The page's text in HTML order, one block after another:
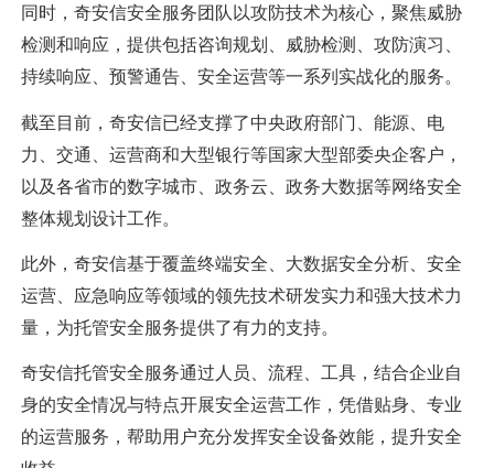
同时，奇安信安全服务团队以攻防技术为核心，聚焦威胁
检测和响应，提供包括咨询规划、威胁检测、攻防演习、
持续响应、预警通告、安全运营等一系列实战化的服务。
截至目前，奇安信已经支撑了中央政府部门、能源、电
力、交通、运营商和大型银行等国家大型部委央企客户，
以及各省市的数字城市、政务云、政务大数据等网络安全
整体规划设计工作。
此外，奇安信基于覆盖终端安全、大数据安全分析、安全
运营、应急响应等领域的领先技术研发实力和强大技术力
量，为托管安全服务提供了有力的支持。
奇安信托管安全服务通过人员、流程、工具，结合企业自
身的安全情况与特点开展安全运营工作，凭借贴身、专业
的运营服务，帮助用户充分发挥安全设备效能，提升安全